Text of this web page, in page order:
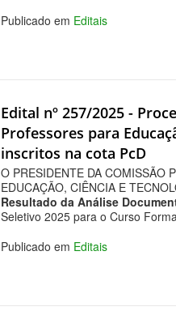
Publicado em Editais
Edital nº 257/2025 -
Professores para
inscritos na cota PcD
O PRESIDENTE DA COMISSÃO
EDUCAÇÃO, CIÊNCIA E
Resultado da Análise
Seletivo 2025 para o Curso
Publicado em Editais